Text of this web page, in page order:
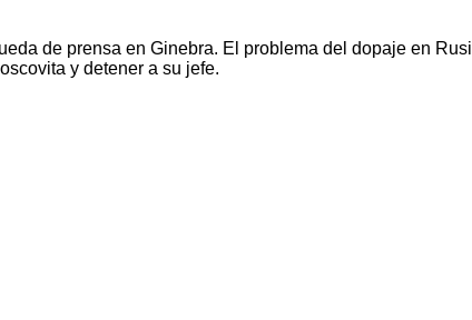
de prensa en Ginebra. El problema del dopaje en
y detener a su jefe.